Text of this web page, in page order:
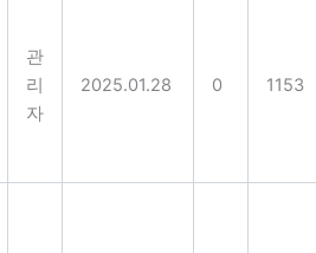
관
리
자
2025.01.28 0 1153